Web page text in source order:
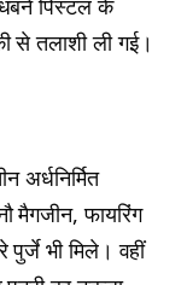
से तलाशी ली गई।
अर्धनिर्मित
मैगजीन, फायरिंग
भी मिले। वहीं